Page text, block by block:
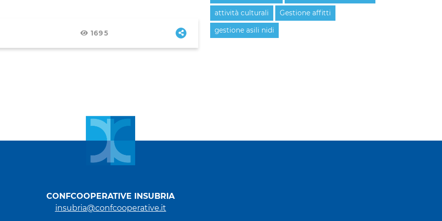
1695
attività culturali Gestione affitti
gestione asili nidi
CONFCOOPERATIVE INSUBRIA
insubria@confcooperative.it